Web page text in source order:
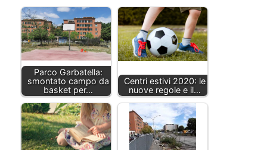
Parco Garbatella:
smontato campo da
basket per…
Centri estivi 2020: le
nuove regole e il…